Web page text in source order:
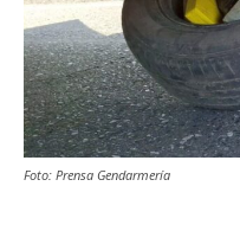
Foto: Prensa Gendarmería